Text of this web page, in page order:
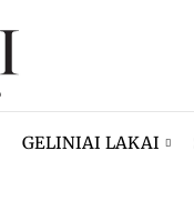
GELINIAI LAKAI